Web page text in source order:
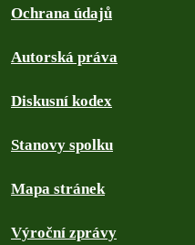
Ochrana údajů
Autorská práva
Diskusní kodex
Stanovy spolku
Mapa stránek
Výroční zprávy